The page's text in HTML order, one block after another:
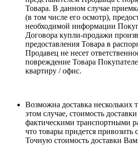
Товара. В данном случае
(в том числе его осмотр),
необходимой информации
Договора купли-продажи
предоставления Товара в
Продавец не несет
повреждение Товара
квартиру / офис.
Возможна доставка нескольких
этом случае, стоимость
фактическими транспортными
что товары придется привозить
Точную стоимость доставки